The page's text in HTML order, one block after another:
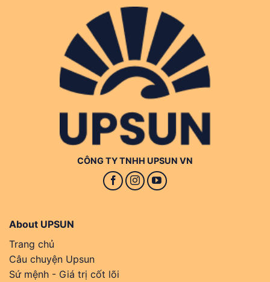
CÔNG TY TNHH UPSUN VN
About UPSUN
Trang chủ
Câu chuyện Upsun
Sứ mệnh - Giá trị cốt lõi